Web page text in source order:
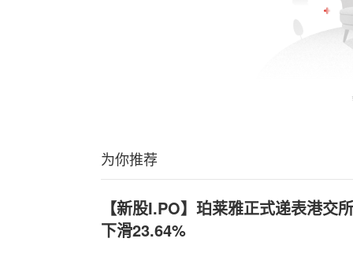
为你推荐
【新股I.PO】珀莱雅正式递表港交
下滑23.64%